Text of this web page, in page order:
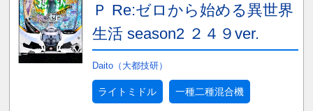
Ｐ Re:ゼロから始める異世界
生活 season2 ２４９ver.
Daito（大都技研）
ライトミドル 一種二種混合機